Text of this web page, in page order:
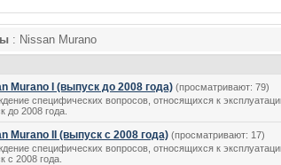
: Nissan Murano
Murano I (выпуск до 2008 года) (просматривают: 79)
специфических вопросов, относящихся к
до 2008 года.
Murano II (выпуск с 2008 года) (просматривают: 17)
специфических вопросов, относящихся к
с 2008 года.